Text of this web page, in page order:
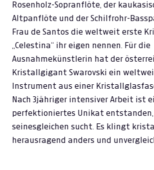
Rosenholz-Sopranflöte, der
Altpanflöte und der Schilfrohr-
Frau de Santos die weltweit erste
„Celestina“ ihr eigen nennen. Für die
Ausnahmekünstlerin hat der
Kristallgigant Swarovski ein
Instrument aus einer
Nach 3jähriger intensiver Arbeit ist
perfektioniertes Unikat entstanden,
seinesgleichen sucht. Es klingt
herausragend anders und